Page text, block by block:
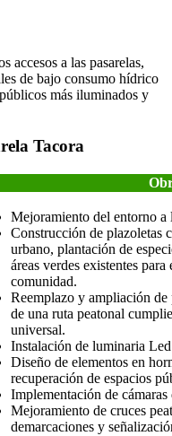
accesos a las pasarelas,
de bajo consumo hídrico
más iluminados y
Tacora
Mejoramiento del entorno a
Construcción de plazoletas
urbano, plantación de
áreas verdes existentes
comunidad.
Reemplazo y ampliación de
de una ruta peatonal
universal.
Instalación de luminaria
Diseño de elementos en
recuperación de espacios
Implementación de
Mejoramiento de cruces
demarcaciones y